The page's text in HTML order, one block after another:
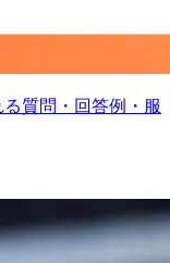
質問・回答例・服